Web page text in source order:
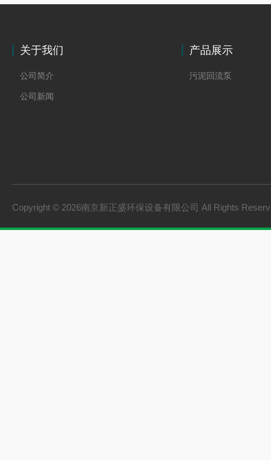
关于我们
公司简介
公司新闻
产品展示
污泥回流泵
Copyright © 2026南京新正盛环保设备有限公司 All Rights